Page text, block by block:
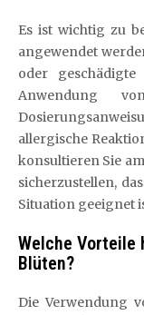
Es ist wichtig zu
angewendet
oder
Anwendung
allergische
konsultieren Sie
sicherzustellen,
Situation geeignet
Welche Vorteile
Blüten?
Die Verwendung